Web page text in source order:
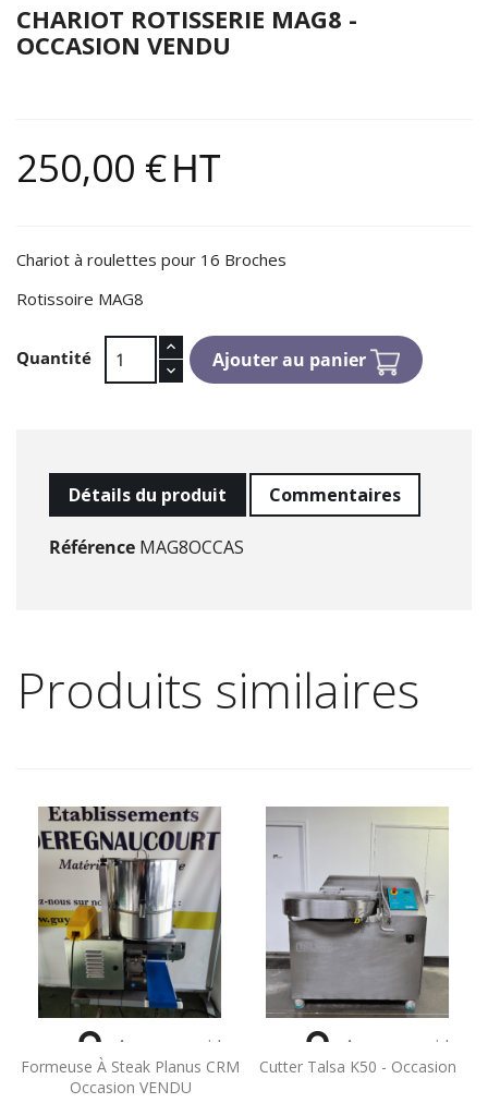
CHARIOT ROTISSERIE MAG8 -
OCCASION VENDU
250,00 €HT
Chariot à roulettes pour 16 Broches
Rotissoire MAG8
Quantité Ajouter au panier
Détails du produit Commentaires
Référence MAG8OCCAS
Produits similaires
Formeuse À Steak Planus CRM
Occasion VENDU
 Aperçu rapide
Cutter Talsa K50 - Occasion
 Aperçu rapide